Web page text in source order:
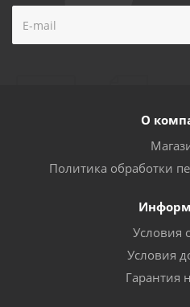
О
Политика обработки
Условия
Условия
Гарантия